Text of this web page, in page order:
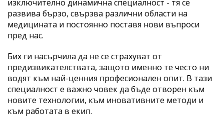
изключително динамична специалност - тя се
развива бързо, свързва различни области на
медицината и постоянно поставя нови въпроси
пред нас.
Бих ги насърчила да не се страхуват от
предизвикателствата, защото именно те често ни
водят към най-ценния професионален опит. В тази
специалност е важно човек да бъде отворен към
новите технологии, към иновативните методи и
към работата в екип.